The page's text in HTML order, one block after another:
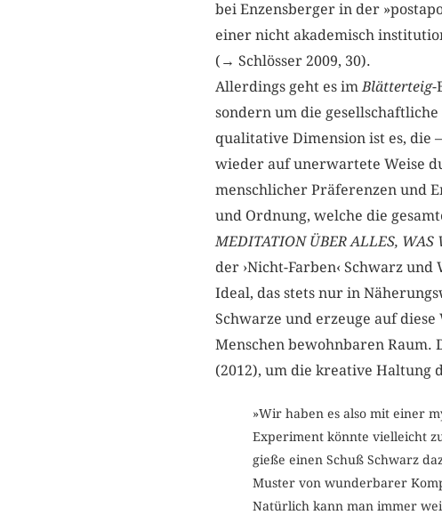
bei Enzensberger in der
einer nicht akademisch
(→ Schlösser 2009, 30).
Allerdings geht es imBlätterteig-
sondern um die
qualitative Dimension ist es, die
wieder auf unerwartete Weise
menschlicher Präferenzen und
und Ordnung, welche die
MEDITATION ÜBER ALLES, WAS
der ›Nicht-Farben‹ Schwarz
Ideal, das stets nur in
Schwarze und erzeuge auf
Menschen bewohnbaren Raum.
(2012), um die kreative Haltung
»Wir haben es also mit einer
Experiment könnte vielleicht
gieße einen Schuß Schwarz
Muster von wunderbarer
Natürlich kann man immer